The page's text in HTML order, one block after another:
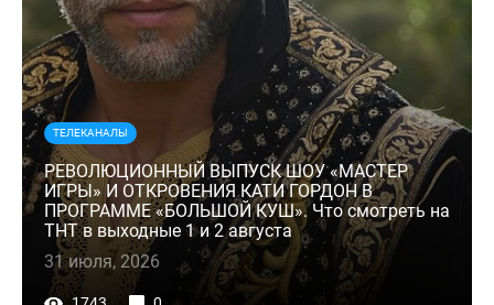
ТЕЛЕКАНАЛЫ
РЕВОЛЮЦИОННЫЙ ВЫПУСК ШОУ «МАСТЕР
ИГРЫ» И ОТКРОВЕНИЯ КАТИ ГОРДОН В
ПРОГРАММЕ «БОЛЬШОЙ КУШ». Что смотреть на
ТНТ в выходные 1 и 2 августа
31 июля, 2026